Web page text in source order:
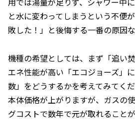
と水に変わってしまうという不便
敗した！」と後悔する一番の原因な
機種の希望としては、まず「追い
エネ性能が高い「エコジョーズ」
数」をどうするかを考えてみてく
本体価格が上がりますが、ガスの
グコストで数年で元が取れること